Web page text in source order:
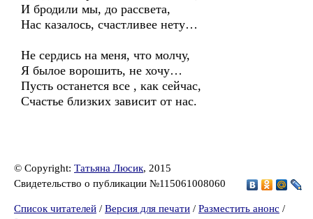
И бродили мы, до рассвета,
Нас казалось, счастливее нету…
Не сердись на меня, что молчу,
Я былое ворошить, не хочу…
Пусть останется все , как сейчас,
Счастье близких зависит от нас.
© Copyright: Татьяна Люсик, 2015
Свидетельство о публикации №115061008060
Список читателей / Версия для печати / Разместить анонс /